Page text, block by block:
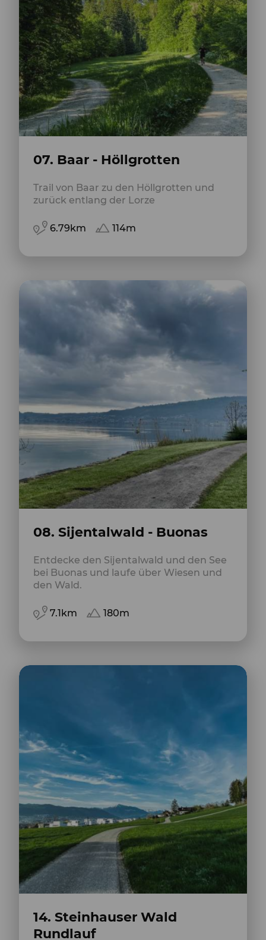
07. Baar - Höllgrotten
Trail von Baar zu den Höllgrotten und
zurück entlang der Lorze
6.79km 114m
08. Sijentalwald - Buonas
Entdecke den Sijentalwald und den See
bei Buonas und laufe über Wiesen und
den Wald.
7.1km 180m
14. Steinhauser Wald
Rundlauf